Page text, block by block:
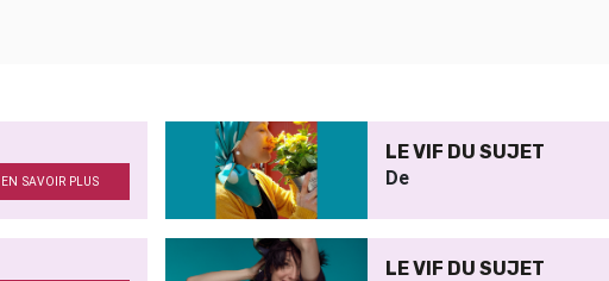
EN SAVOIR PLUS
LE VIF DU SUJET
De
LE VIF DU SUJET